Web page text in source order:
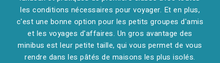
les conditions nécessaires pour voyager. Et en plus,
c'est une bonne option pour les petits groupes d'amis
et les voyages d'affaires. Un gros avantage des
minibus est leur petite taille, qui vous permet de vous
rendre dans les pâtés de maisons les plus isolés.